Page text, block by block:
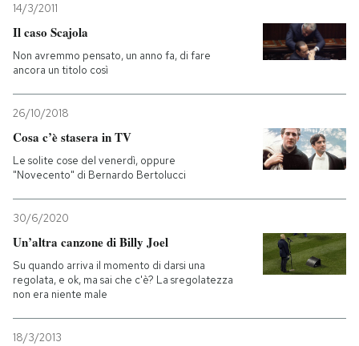
14/3/2011
Il caso Scajola
Non avremmo pensato, un anno fa, di fare
ancora un titolo così
26/10/2018
Cosa c’è stasera in TV
Le solite cose del venerdì, oppure
"Novecento" di Bernardo Bertolucci
30/6/2020
Un’altra canzone di Billy Joel
Su quando arriva il momento di darsi una
regolata, e ok, ma sai che c'è? La sregolatezza
non era niente male
18/3/2013